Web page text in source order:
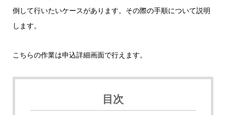
倒して行いたいケースがあります。その際の手順について説明
します。
こちらの作業は申込詳細画面で行えます。
目次